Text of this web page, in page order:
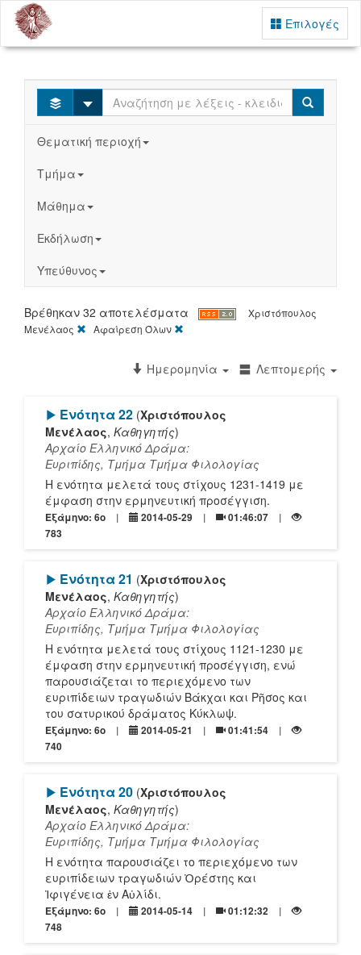
Επιλογές
Select Search
Θεματική περιοχή
Τμήμα
Μάθημα
Εκδήλωση
Υπεύθυνος
Βρέθηκαν 32 αποτελέσματα
Χριστόπουλος
Μενέλαος
[X]Αφαίρεση Όλων
Λεπτομερής
Ημερομηνία
[Play]
Ενότητα 22 (Χριστόπουλος
Μενέλαος, Καθηγητής)
Αρχαίο Ελληνικό Δράμα:
Ευριπίδης, Τμήμα Τμήμα Φιλολογίας
Η ενότητα μελετά τους στίχους 1231-1419 με
έμφαση στην ερμηνευτική προσέγγιση.
Εξάμηνο: 6o 2014-05-29
01:46:07
783
[Play]
Ενότητα 21 (Χριστόπουλος
Μενέλαος, Καθηγητής)
Αρχαίο Ελληνικό Δράμα:
Ευριπίδης, Τμήμα Τμήμα Φιλολογίας
Η ενότητα μελετά τους στίχους 1121-1230 με
έμφαση στην ερμηνευτική προσέγγιση, ενώ
παρουσιάζεται το περιεχόμενο των
ευριπίδειων τραγωδιών Βάκχαι και Ρῆσος και
του σατυρικού δράματος Κύκλωψ.
Εξάμηνο: 6o 2014-05-21
01:41:54
740
[Play]
Ενότητα 20 (Χριστόπουλος
Μενέλαος, Καθηγητής)
Αρχαίο Ελληνικό Δράμα:
Ευριπίδης, Τμήμα Τμήμα Φιλολογίας
Η ενότητα παρουσιάζει το περιεχόμενο των
ευριπίδειων τραγωδιών Ὀρέστης και
Ἰφιγένεια ἐν Αὐλίδι.
Εξάμηνο: 6o 2014-05-14
01:12:32
748